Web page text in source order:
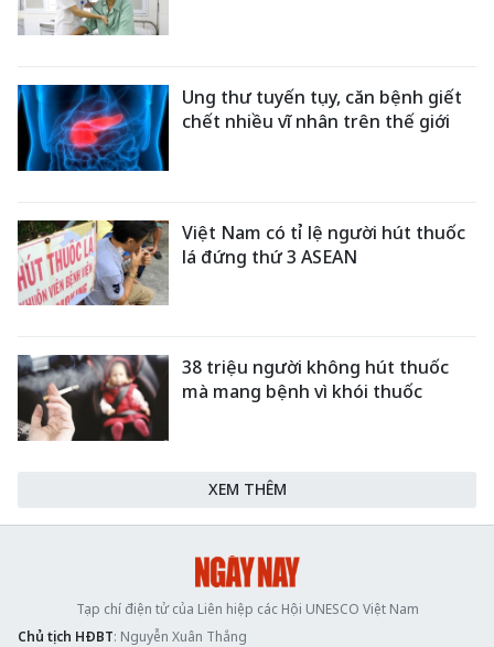
Ung thư tuyến tụy, căn bệnh giết
chết nhiều vĩ nhân trên thế giới
Việt Nam có tỉ lệ người hút thuốc
lá đứng thứ 3 ASEAN
38 triệu người không hút thuốc
mà mang bệnh vì khói thuốc
XEM THÊM
Tạp chí điện tử của Liên hiệp các Hội UNESCO Việt Nam
Chủ tịch HĐBT: Nguyễn Xuân Thắng